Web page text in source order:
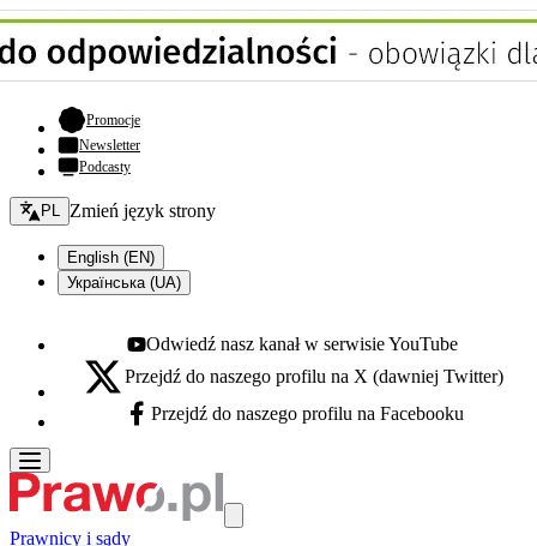
Promocje- otwiera się w nowej karcie
Newsletter
Podcasty
Zmień język - bieżący:
PL Zmień język strony
English (EN)
Українська (UA)
Youtube - otwiera się w nowej karcie
Odwiedź nasz kanał w serwisie YouTube
X - otwiera się w nowej karcie
Przejdź do naszego profilu na X (dawniej Twitter)
Facebook - otwiera się w nowej karcie
Przejdź do naszego profilu na Facebooku
Prawnicy i sądy